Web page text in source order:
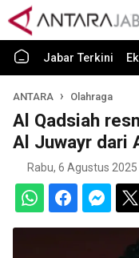
Jabar Terkini
ANTARA Olahraga
Al Qadsiah
Al Juwayr dari
Rabu, 6 Agustus 2025